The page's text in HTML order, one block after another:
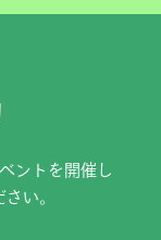
ントを開催し
い。